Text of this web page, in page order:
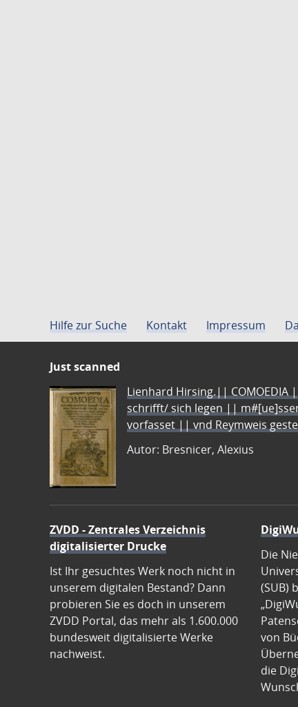
Hilfe zur Suche Kontakt Impressum
Just scanned
Lienhard Hirsing.||
schrifft/ sich legen ||
vorfasset || vnd Reymweis
Autor: Bresnicer, Alexius
ZVDD - Zentrales Verzeichnis
digitalisierter Drucke
Ist Ihr gesuchtes Werk noch nicht in
unserem digitalen Bestand? Dann
probieren Sie es doch in unserem
ZVDD Portal, das mehr als 1.600.000
bundesweit digitalisierte Werke
nachweist.
Die
(SUB)
von
die